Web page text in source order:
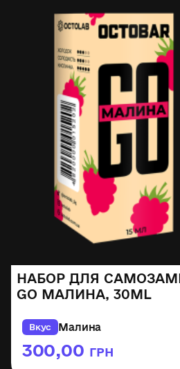
НАБОР ДЛЯ
GO МАЛИНА, 30ML
Вкус Малина
300,00 ГРН